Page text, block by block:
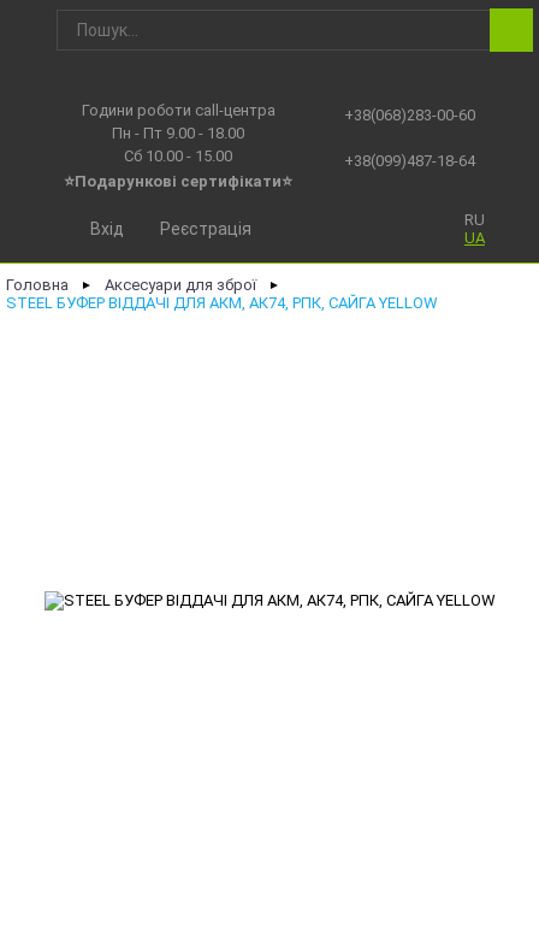
Години роботи call-центра
Пн - Пт 9.00 - 18.00
Сб 10.00 - 15.00
⭐Подарункові сертифікати⭐
+38(068)283-00-60
+38(099)487-18-64
RU
UA
Вхід Реєстрація
Головна ► Аксесуари для зброї ►
STEEL БУФЕР ВІДДАЧІ ДЛЯ АКМ, АК74, РПК, САЙГА YELLOW